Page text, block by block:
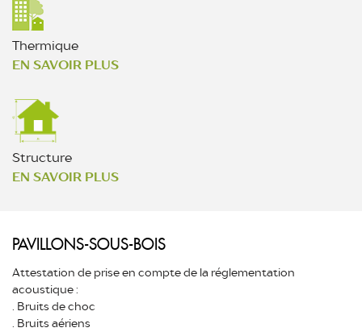
Thermique
EN SAVOIR PLUS
Structure
EN SAVOIR PLUS
PAVILLONS-SOUS-BOIS
Attestation de prise en compte de la réglementation
acoustique :
. Bruits de choc
. Bruits aériens